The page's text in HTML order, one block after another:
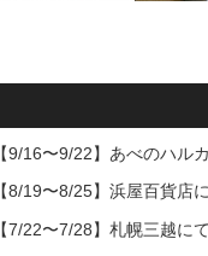
【9/16〜9/22】あべのハル
【8/19〜8/25】浜屋百貨店
【7/22〜7/28】札幌三越に